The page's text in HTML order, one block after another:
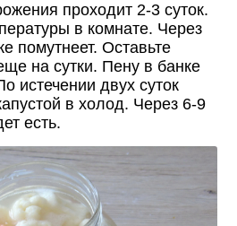
проходит 2-3 суток.
в комнате. Через
помутнеет. Оставьте
на сутки. Пену в банке
истечении двух суток
в холод. Через 6-9
есть.